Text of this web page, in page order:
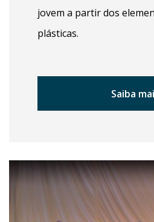
jovem a partir dos
plásticas.
Saiba